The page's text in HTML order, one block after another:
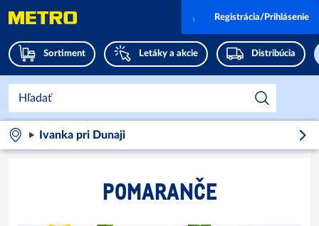
Sortiment Letáky a akcie Distribúcia
Registrácia/Prihlásenie
Ivanka pri Dunaji
POMARANČE